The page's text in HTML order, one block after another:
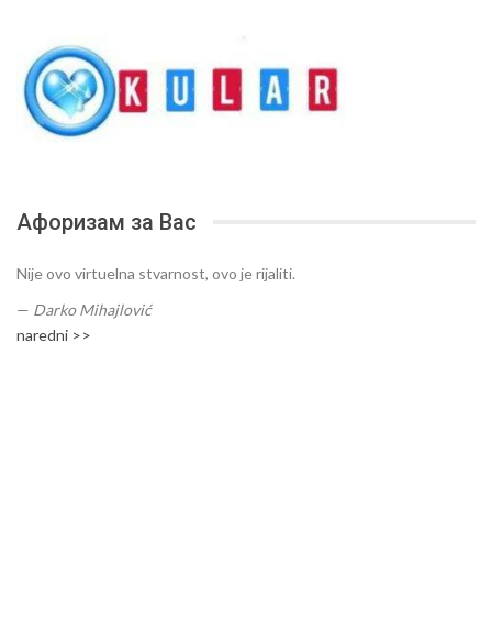
Афоризам за Вас
Nije ovo virtuelna stvarnost, ovo je rijaliti.
— Darko Mihajlović
naredni >>